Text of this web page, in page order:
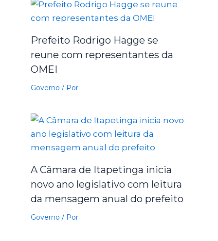
Prefeito Rodrigo Hagge se
reune com representantes da
OMEI
Governo / Por
A Câmara de Itapetinga inicia
novo ano legislativo com leitura
da mensagem anual do prefeito
Governo / Por